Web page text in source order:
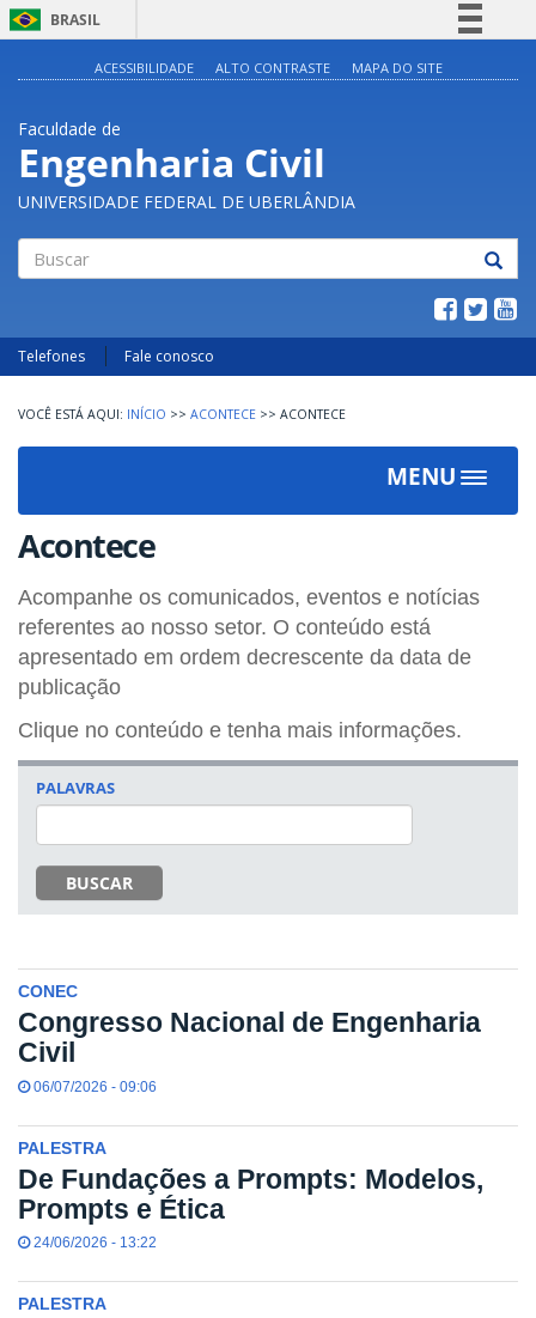
BRASIL
Legislação
Canais
ACESSIBILIDADE ALTO CONTRASTE MAPA DO SITE
Faculdade de
Engenharia Civil
UNIVERSIDADE FEDERAL DE UBERLÂNDIA
Telefones Fale conosco
INÍCIO >> ACONTECE >> ACONTECE
MENU
Toggle
Acontece
Acompanhe os comunicados, eventos e notícias
referentes ao nosso setor. O conteúdo está
apresentado em ordem decrescente da data de
publicação
Clique no conteúdo e tenha mais informações.
PALAVRAS
BUSCAR
CONEC
Congresso Nacional de Engenharia
Civil
06/07/2026 - 09:06
PALESTRA
De Fundações a Prompts: Modelos,
Prompts e Ética
24/06/2026 - 13:22
PALESTRA